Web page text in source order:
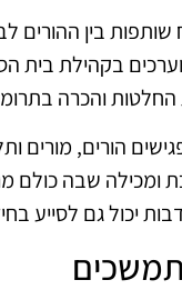
בין ההורים
בקהילת
והכרה
הורים, מורים
ומכילה שבה כולם
יכול גם לסייע